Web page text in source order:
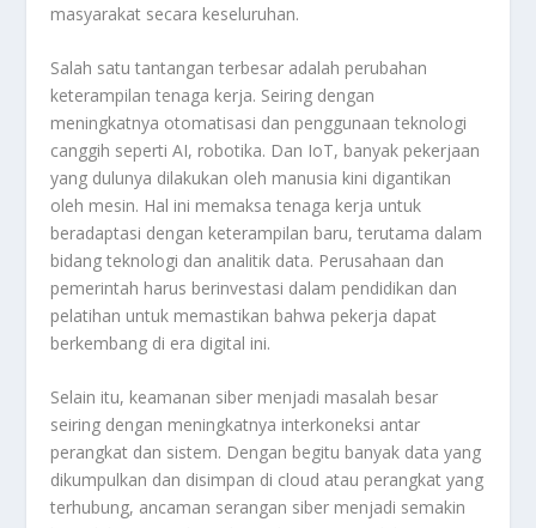
masyarakat secara keseluruhan.
Salah satu tantangan terbesar adalah perubahan
keterampilan tenaga kerja. Seiring dengan
meningkatnya otomatisasi dan penggunaan teknologi
canggih seperti AI, robotika. Dan IoT, banyak pekerjaan
yang dulunya dilakukan oleh manusia kini digantikan
oleh mesin. Hal ini memaksa tenaga kerja untuk
beradaptasi dengan keterampilan baru, terutama dalam
bidang teknologi dan analitik data. Perusahaan dan
pemerintah harus berinvestasi dalam pendidikan dan
pelatihan untuk memastikan bahwa pekerja dapat
berkembang di era digital ini.
Selain itu, keamanan siber menjadi masalah besar
seiring dengan meningkatnya interkoneksi antar
perangkat dan sistem. Dengan begitu banyak data yang
dikumpulkan dan disimpan di cloud atau perangkat yang
terhubung, ancaman serangan siber menjadi semakin